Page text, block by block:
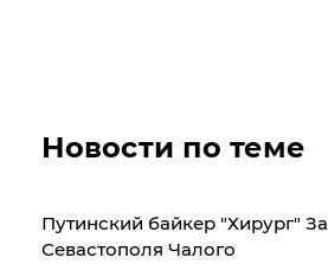
Новости по теме
Путинский байкер "Хирург"
Севастополя Чалого